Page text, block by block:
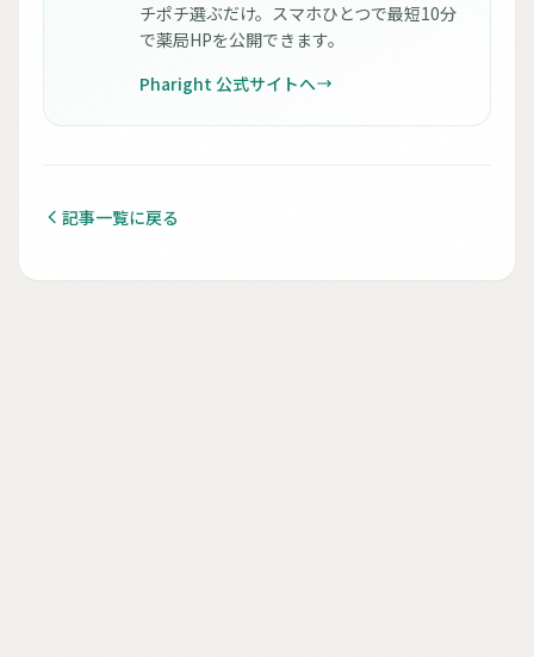
チポチ選ぶだけ。スマホひとつで最短10分
で薬局HPを公開できます。
Pharight 公式サイトへ
記事一覧に戻る